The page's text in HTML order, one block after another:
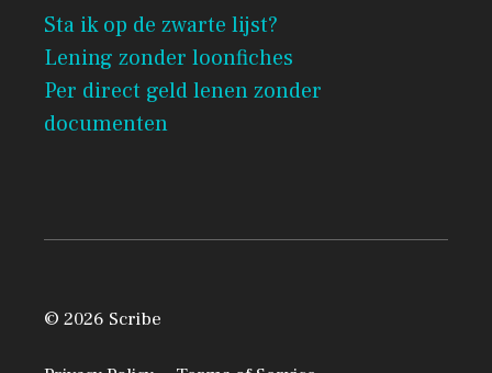
Sta ik op de zwarte lijst?
Lening zonder loonfiches
Per direct geld lenen zonder
documenten
© 2026 Scribe